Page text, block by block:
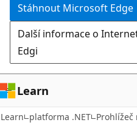
Stáhnout Microsoft Edge
Další informace o
Edgi
Learn
Learn platforma .NET Prohlížeč